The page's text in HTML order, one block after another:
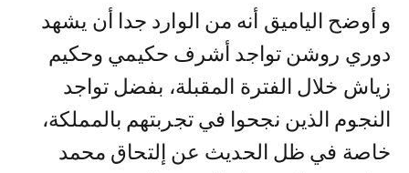
و أوضح الياميق أنه من الوارد جدا أن يشهد
دوري روشن تواجد أشرف حكيمي وحكيم
زياش خلال الفترة المقبلة، بفضل تواجد
النجوم الذين نجحوا في تجربتهم بالمملكة،
خاصة في ظل الحديث عن إلتحاق محمد